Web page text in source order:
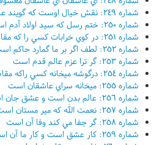
شماره ٢٤٩: نقش خيال اوست که گويند عالم است
شماره ٢٥٠: ختم رسل که سيد اولاد آدم است
شماره ٢٥١: در کوي خرابات کسي را که مقام است
شماره ٢٥٢: لطف اگر بر ما گمارد حاکم است
شماره ٢٥٣: گر ترا عزم عالم قدم است
شماره ٢٥٤: درگوشه ميخانه کسي راکه مقام است
شماره ٢٥٥: ميخانه سراي عاشقان است
شماره ٢٥٦: عالم بدن است و عشق جان است
شماره ٢٥٧: نعمت الله که مير مستان است
شماره ٢٥٨: گر جفا مي کند وفا آن است
شماره ٢٥٩: کار عشق است و کار ما آن است